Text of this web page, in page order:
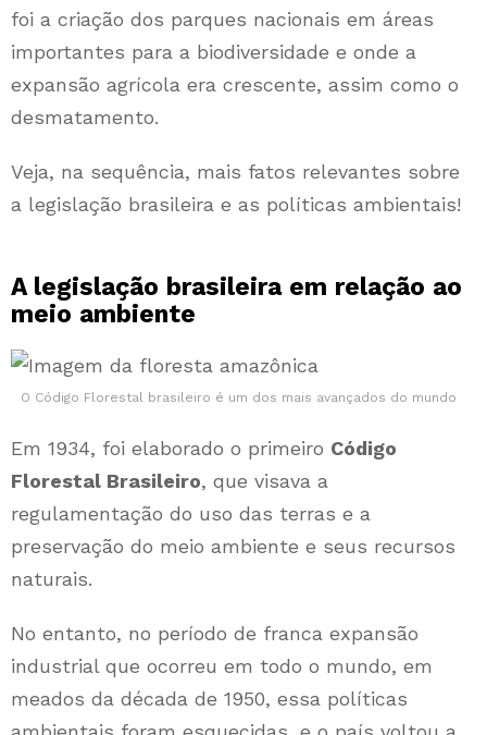
foi a criação dos parques nacionais em áreas
importantes para a biodiversidade e onde a
expansão agrícola era crescente, assim como o
desmatamento.
Veja, na sequência, mais fatos relevantes sobre
a legislação brasileira e as políticas ambientais!
A legislação brasileira em relação ao
meio ambiente
O Código Florestal brasileiro é um dos mais avançados do mundo
Em 1934, foi elaborado o primeiro Código
Florestal Brasileiro, que visava a
regulamentação do uso das terras e a
preservação do meio ambiente e seus recursos
naturais.
No entanto, no período de franca expansão
industrial que ocorreu em todo o mundo, em
meados da década de 1950, essa políticas